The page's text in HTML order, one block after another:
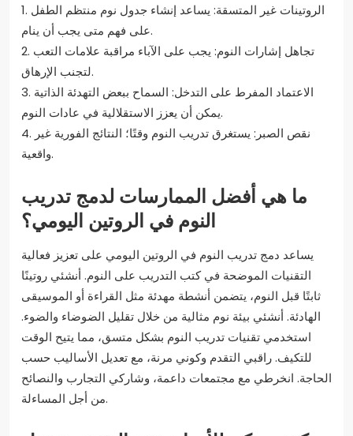
1. الروتينات غير المتسقة: يساعد إنشاء جدول نوم منتظم الطفل
على فهم متى يجب أن ينام.
2. تجاهل إشارات النوم: يجب على الآباء مراقبة علامات التعب
لتجنب الإرهاق.
3. الاعتماد المفرط على التدخل: السماح ببعض التهدئة الذاتية
يمكن أن يعزز الاستقلالية في عادات النوم.
4. نقص الصبر: يستغرق تدريب النوم وقتًا؛ النتائج الفورية غير
واقعية.
ما هي أفضل الممارسات لدمج تدريب
النوم في الروتين اليومي؟
يساعد دمج تدريب النوم في الروتين اليومي على تعزيز فعالية
التقنيات الموضحة في كتب التدريب على النوم. أنشئي روتينًا
ثابتًا قبل النوم، يتضمن أنشطة مهدئة مثل القراءة أو الموسيقى
الهادئة. أنشئي بيئة نوم مثالية من خلال تقليل الضوضاء والضوء.
استخدمي تقنيات تدريب النوم بشكل متسق، مما يتيح الوقت
للتكيف. راقبي التقدم وكوني مرنة، مع تعديل الأساليب حسب
الحاجة. انخرطي مع مجتمعات داعمة، وشاركي التجارب والنصائح
من أجل المساءلة.